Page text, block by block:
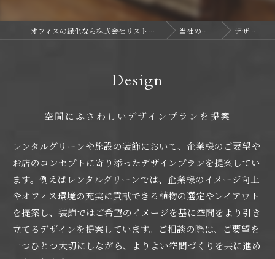
オフィスの緑化なら株式会社リストラボ 当社の特徴 デザイン
空間にふさわしいデザインプランを提案
Design
レンタルグリーンや施設の装飾において、企業様のご要望や
お店のコンセプトに寄り添ったデザインプランを提案してい
ます。例えばレンタルグリーンでは、企業様のイメージ向上
やオフィス環境の充実に貢献できる植物の選定やレイアウト
を提案し、装飾ではご希望のイメージを基に空間をより引き
立てるデザインを提案しています。ご相談の際は、ご要望を
一つひとつ大切にしながら、よりよい空間づくりを共に進め